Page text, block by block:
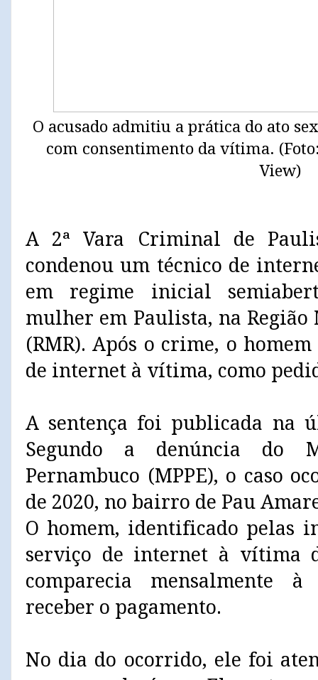
O acusado admitiu a prática do ato
com consentimento da vítima.
View)
A 2ª Vara Criminal de
condenou um técnico de
em regime inicial
mulher em Paulista, na
(RMR). Após o crime, o
de internet à vítima, como
A sentença foi publicada na
Segundo a denúncia do
Pernambuco (MPPE), o caso
de 2020, no bairro de Pau
O homem, identificado pelas
serviço de internet à vítima
comparecia mensalmente
receber o pagamento.
No dia do ocorrido, ele foi